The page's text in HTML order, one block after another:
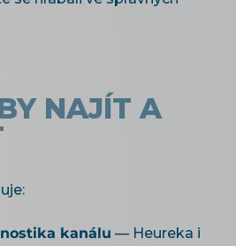
NAJÍT A
kanálu — Heureka i